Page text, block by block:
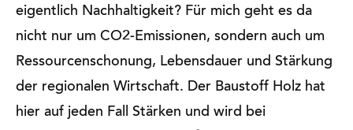
eigentlich Nachhaltigkeit? Für mich geht es da
nicht nur um CO2-Emissionen, sondern auch um
Ressourcenschonung, Lebensdauer und Stärkung
der regionalen Wirtschaft. Der Baustoff Holz hat
hier auf jeden Fall Stärken und wird bei